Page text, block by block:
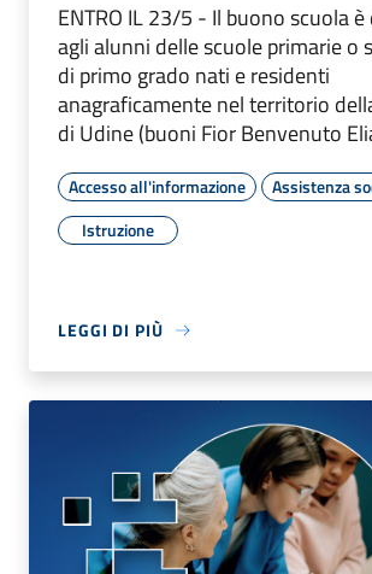
ENTRO IL 23/5 - Il buono scuola
agli alunni delle scuole primarie o
di primo grado nati e residenti
anagraficamente nel territorio
di Udine (buoni Fior Benvenuto
Accesso all'informazione
Assistenza
Istruzione
LEGGI DI PIÙ